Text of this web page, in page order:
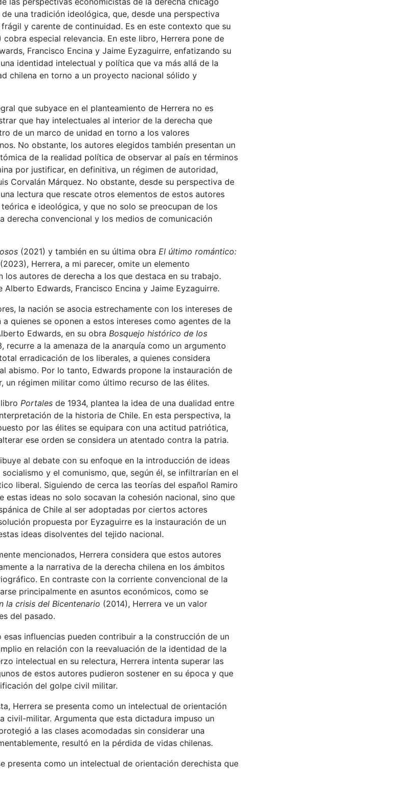
una tradición ideológica, que, desde una perspectiva
y carente de continuidad. Es en este contexto que su
cobra especial relevancia. En este libro, Herrera pone de
Francisco Encina y Jaime Eyzaguirre, enfatizando su
identidad intelectual y política que va más allá de la
chilena en torno a un proyecto nacional sólido y
que subyace en el planteamiento de Herrera no es
que hay intelectuales al interior de la derecha que
de un marco de unidad en torno a los valores
No obstante, los autores elegidos también presentan un
de la realidad política de observar al país en términos
por justificar, en definitiva, un régimen de autoridad,
Corvalán Márquez. No obstante, desde su perspectiva de
lectura que rescate otros elementos de estos autores
e ideológica, y que no solo se preocupan de los
derecha convencional y los medios de comunicación
(2021) y también en su última obra El último romántico:
(2023), Herrera, a mi parecer, omite un elemento
autores de derecha a los que destaca en su trabajo.
Alberto Edwards, Francisco Encina y Jaime Eyzaguirre.
la nación se asocia estrechamente con los intereses de
quienes se oponen a estos intereses como agentes de la
Edwards, en su obra Bosquejo histórico de los
recurre a la amenaza de la anarquía como un argumento
erradicación de los liberales, a quienes considera
abismo. Por lo tanto, Edwards propone la instauración de
un régimen militar como último recurso de las élites.
Portales de 1934, plantea la idea de una dualidad entre
de la historia de Chile. En esta perspectiva, la
por las élites se equipara con una actitud patriótica,
ese orden se considera un atentado contra la patria.
al debate con su enfoque en la introducción de ideas
y el comunismo, que, según él, se infiltrarían en el
liberal. Siguiendo de cerca las teorías del español Ramiro
estas ideas no solo socavan la cohesión nacional, sino que
de Chile al ser adoptadas por ciertos actores
propuesta por Eyzaguirre es la instauración de un
ideas disolventes del tejido nacional.
mencionados, Herrera considera que estos autores
a la narrativa de la derecha chilena en los ámbitos
En contraste con la corriente convencional de la
principalmente en asuntos económicos, como se
la crisis del Bicentenario (2014), Herrera ve un valor
del pasado.
influencias pueden contribuir a la construcción de un
en relación con la reevaluación de la identidad de la
intelectual en su relectura, Herrera intenta superar las
de estos autores pudieron sostener en su época y que
del golpe civil militar.
Herrera se presenta como un intelectual de orientación
civil-militar. Argumenta que esta dictadura impuso un
a las clases acomodadas sin considerar una
resultó en la pérdida de vidas chilenas.
presenta como un intelectual de orientación derechista que